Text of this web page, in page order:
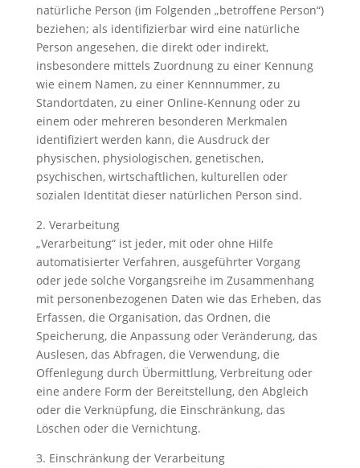
natürliche Person (im Folgenden „betroffene Person“)
beziehen; als identifizierbar wird eine natürliche
Person angesehen, die direkt oder indirekt,
insbesondere mittels Zuordnung zu einer Kennung
wie einem Namen, zu einer Kennnummer, zu
Standortdaten, zu einer Online-Kennung oder zu
einem oder mehreren besonderen Merkmalen
identifiziert werden kann, die Ausdruck der
physischen, physiologischen, genetischen,
psychischen, wirtschaftlichen, kulturellen oder
sozialen Identität dieser natürlichen Person sind.
2. Verarbeitung
„Verarbeitung“ ist jeder, mit oder ohne Hilfe
automatisierter Verfahren, ausgeführter Vorgang
oder jede solche Vorgangsreihe im Zusammenhang
mit personenbezogenen Daten wie das Erheben, das
Erfassen, die Organisation, das Ordnen, die
Speicherung, die Anpassung oder Veränderung, das
Auslesen, das Abfragen, die Verwendung, die
Offenlegung durch Übermittlung, Verbreitung oder
eine andere Form der Bereitstellung, den Abgleich
oder die Verknüpfung, die Einschränkung, das
Löschen oder die Vernichtung.
3. Einschränkung der Verarbeitung